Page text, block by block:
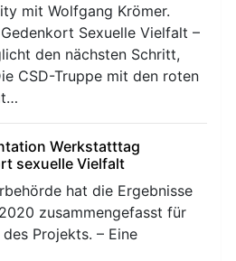
mit Wolfgang Krömer.
Sexuelle Vielfalt –
den nächsten Schritt,
CSD-Truppe mit den roten
Werkstatttag
sexuelle Vielfalt
hat die Ergebnisse
zusammengefasst für
Projekts. – Eine